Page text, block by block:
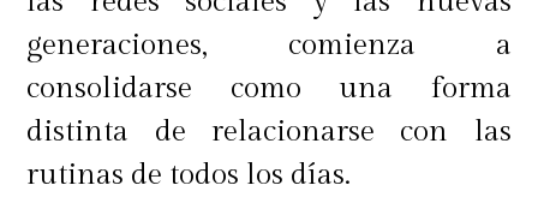
maquillaje durante 16 horas.
Encuentra todos los productos
generaciones, comienza a
consolidarse como una forma
distinta de relacionarse con las
rutinas de todos los días.